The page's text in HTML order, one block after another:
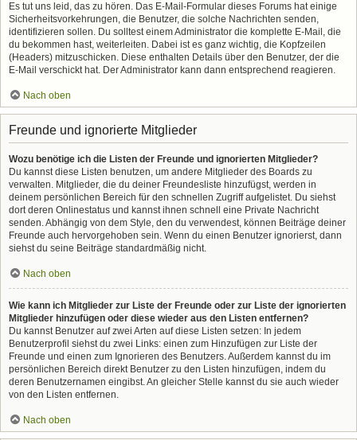
Es tut uns leid, das zu hören. Das E-Mail-Formular dieses Forums hat einige
Sicherheitsvorkehrungen, die Benutzer, die solche Nachrichten senden,
identifizieren sollen. Du solltest einem Administrator die komplette E-Mail, die
du bekommen hast, weiterleiten. Dabei ist es ganz wichtig, die Kopfzeilen
(Headers) mitzuschicken. Diese enthalten Details über den Benutzer, der die
E-Mail verschickt hat. Der Administrator kann dann entsprechend reagieren.
Nach oben
Freunde und ignorierte Mitglieder
Wozu benötige ich die Listen der Freunde und ignorierten Mitglieder?
Du kannst diese Listen benutzen, um andere Mitglieder des Boards zu
verwalten. Mitglieder, die du deiner Freundesliste hinzufügst, werden in
deinem persönlichen Bereich für den schnellen Zugriff aufgelistet. Du siehst
dort deren Onlinestatus und kannst ihnen schnell eine Private Nachricht
senden. Abhängig von dem Style, den du verwendest, können Beiträge deiner
Freunde auch hervorgehoben sein. Wenn du einen Benutzer ignorierst, dann
siehst du seine Beiträge standardmäßig nicht.
Nach oben
Wie kann ich Mitglieder zur Liste der Freunde oder zur Liste der ignorierten
Mitglieder hinzufügen oder diese wieder aus den Listen entfernen?
Du kannst Benutzer auf zwei Arten auf diese Listen setzen: In jedem
Benutzerprofil siehst du zwei Links: einen zum Hinzufügen zur Liste der
Freunde und einen zum Ignorieren des Benutzers. Außerdem kannst du im
persönlichen Bereich direkt Benutzer zu den Listen hinzufügen, indem du
deren Benutzernamen eingibst. An gleicher Stelle kannst du sie auch wieder
von den Listen entfernen.
Nach oben